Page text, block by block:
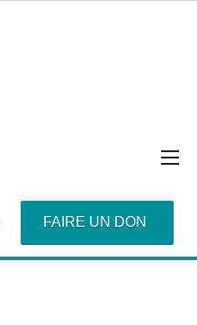
FAIRE UN DON